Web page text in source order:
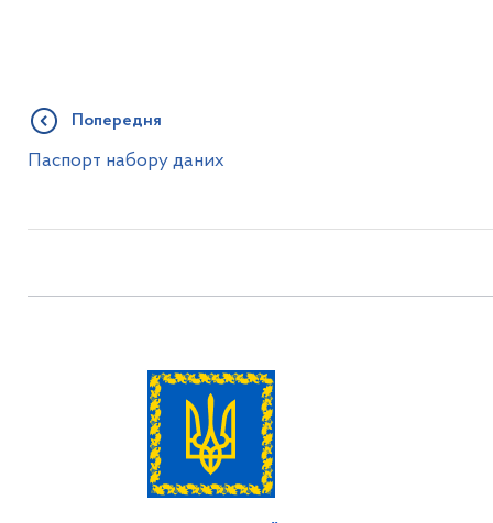
Попередня
Паспорт набору даних